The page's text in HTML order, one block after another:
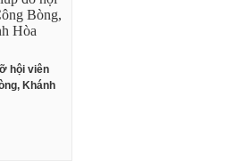
hội viên
Khánh